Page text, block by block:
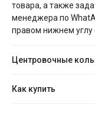
товара, а также
менеджера по
правом нижнем углу
Центровочные
Как купить